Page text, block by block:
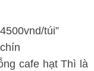
túi”
cafe hạt Thì là